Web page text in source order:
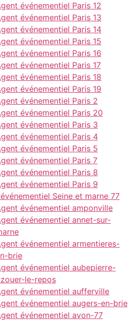
événementiel Paris 12
événementiel Paris 13
événementiel Paris 14
événementiel Paris 15
événementiel Paris 16
événementiel Paris 17
événementiel Paris 18
événementiel Paris 19
événementiel Paris 2
événementiel Paris 20
événementiel Paris 3
événementiel Paris 4
événementiel Paris 5
événementiel Paris 7
événementiel Paris 8
événementiel Paris 9
Seine et marne 77
événementiel amponville
événementiel annet-sur-
événementiel armentieres-
brie
événementiel aubepierre-
le-repos
événementiel aufferville
événementiel augers-en-brie
événementiel avon-77